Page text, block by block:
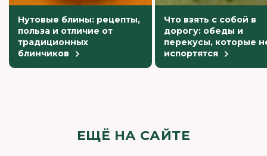
Нутовые блины: рецепты,
польза и отличие от
традиционных
блинчиков
Что взять с собой в
дорогу: обеды и
перекусы, которые
испортятся
ЕЩЁ НА САЙТЕ